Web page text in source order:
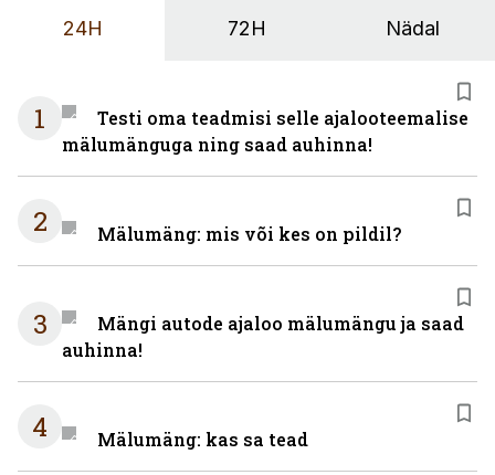
24H 72H Nädal
1
Testi oma teadmisi selle ajalooteemalise
mälumänguga ning saad auhinna!
2 Mälumäng: mis või kes on pildil?
3
Mängi autode ajaloo mälumängu ja saad
auhinna!
4 Mälumäng: kas sa tead